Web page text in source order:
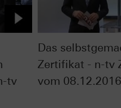
tv
Das
Zertifikat - n-tv
vom 08.12.2016